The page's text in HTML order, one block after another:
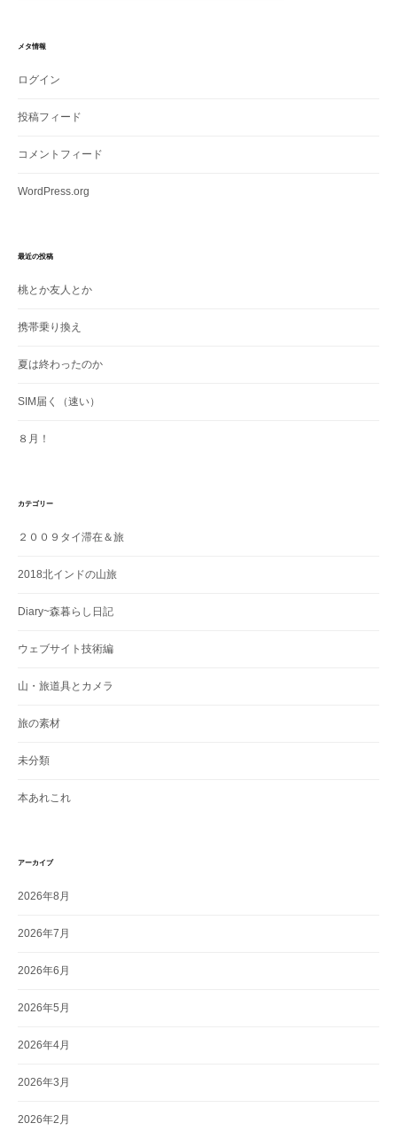
メタ情報
ログイン
投稿フィード
コメントフィード
WordPress.org
最近の投稿
桃とか友人とか
携帯乗り換え
夏は終わったのか
SIM届く（速い）
８月！
カテゴリー
２００９タイ滞在＆旅
2018北インドの山旅
Diary~森暮らし日記
ウェブサイト技術編
山・旅道具とカメラ
旅の素材
未分類
本あれこれ
アーカイブ
2026年8月
2026年7月
2026年6月
2026年5月
2026年4月
2026年3月
2026年2月